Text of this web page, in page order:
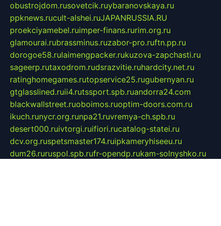
obustrojdom.rusovetcik.ruybaranovskaya.ru
ppknews.rucult-alshei.ruJAPANRUSSIA.RU
proekciyamebel.ruimper-finans.rurim.org.ru
glamourai.rubrassminus.ruzabor-pro.ruftn.pp.ru
dorogoe58.rulaimengpacker.rukuzova-zapchasti.ru
sageerp.rutaxodrom.rudsrazvitie.ruhardcity.net.ru
ratinghomegames.rutopservice25.rugubernyan.ru
gtglasslined.ruii4.rutssport.spb.ruandorra24.com
blackwallstreet.ruoboimos.ruoptim-doors.com.ru
ikuch.runycr.org.runpa21.ruvremya-ch.spb.ru
desert000.ruivtorgi.ruifiori.rucatalog-statei.ru
dcv.org.ruspetsmaster174.ruipkameryhiseeu.ru
dum26.ruruspol.spb.rufr-opendp.rukam-solnyshko.ru